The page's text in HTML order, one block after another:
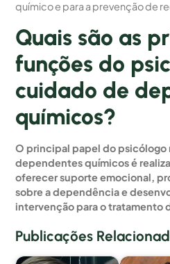
químico e para a prevenção de
Quais são as
funções do
cuidado de
químicos?
O principal papel do psicólogo
dependentes químicos é
oferecer suporte emocional,
sobre a dependência e
intervenção para o tratamento
Publicações